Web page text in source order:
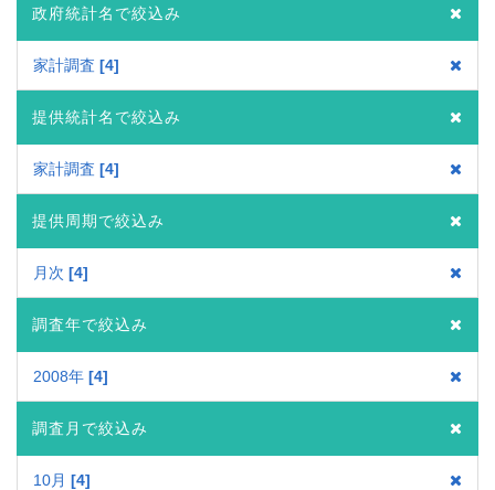
政府統計名で絞込み
家計調査 4
提供統計名で絞込み
家計調査 4
提供周期で絞込み
月次 4
調査年で絞込み
2008年 4
調査月で絞込み
10月 4